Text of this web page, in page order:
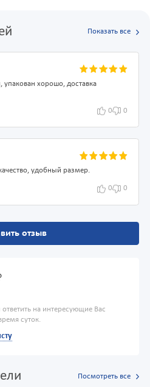
Показать все
упакован хорошо, доставка
0 0
удобный размер.
0 0
отзыв
на интересующие Вас
суток.
Посмотреть все